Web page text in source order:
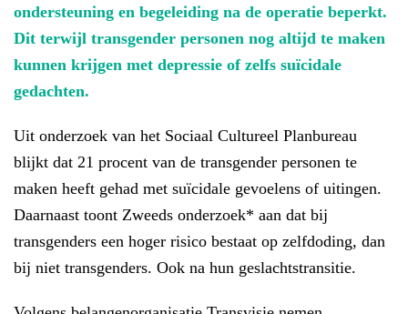
ondersteuning en begeleiding na de operatie beperkt.
Dit terwijl transgender personen nog altijd te maken
kunnen krijgen met depressie of zelfs suïcidale
gedachten.
Uit onderzoek van het Sociaal Cultureel Planbureau
blijkt dat 21 procent van de transgender personen te
maken heeft gehad met suïcidale gevoelens of uitingen.
Daarnaast toont Zweeds onderzoek* aan dat bij
transgenders een hoger risico bestaat op zelfdoding, dan
bij niet transgenders. Ook na hun geslachtstransitie.